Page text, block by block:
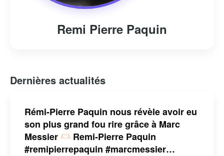
Remi Pierre Paquin
Dernières actualités
Rémi-Pierre Paquin nous révèle avoir eu
son plus grand fou rire grâce à Marc
Messier
Remi-Pierre Paquin
#remipierrepaquin #marcmessier…